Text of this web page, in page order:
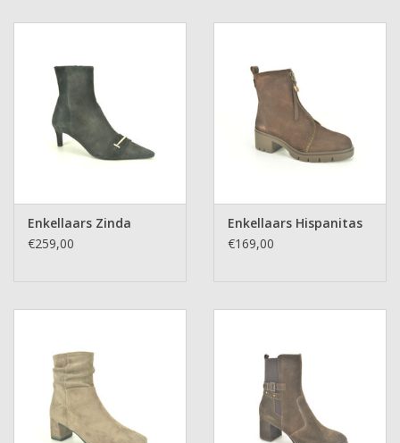
Enkellaars Zinda
€259,00
Enkellaars Hispanitas
€169,00